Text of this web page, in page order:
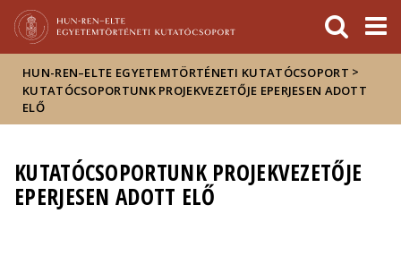
sajtóban
HUN-REN–ELTE EGYETEMTÖRTÉNETI KUTATÓCSOPORT >
KUTATÓCSOPORTUNK PROJEKVEZETŐJE EPERJESEN ADOTT
ELŐ
KUTATÓCSOPORTUNK PROJEKVEZETŐJE
EPERJESEN ADOTT ELŐ